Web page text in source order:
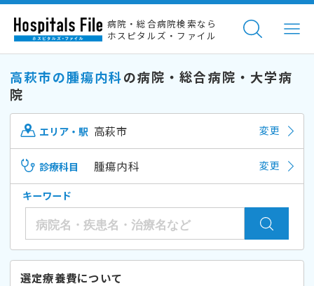
病院・総合病院検索なら
ホスピタルズ・ファイル
高萩市の腫瘍内科の病院・総合病院・大学病
院
エリア・駅 高萩市 変更
診療科目 腫瘍内科 変更
キーワード
選定療養費について